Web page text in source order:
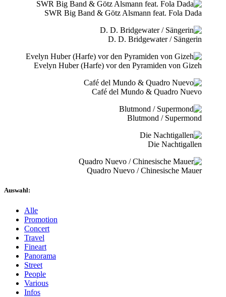
SWR Big Band & Götz Alsmann feat. Fola Dada
D. D. Bridgewater / Sängerin
Evelyn Huber (Harfe) vor den Pyramiden von Gizeh
Café del Mundo & Quadro Nuevo
Blutmond / Supermond
Die Nachtigallen
Quadro Nuevo / Chinesische Mauer
Auswahl:
Alle
Promotion
Concert
Travel
Fineart
Panorama
Street
People
Various
Infos